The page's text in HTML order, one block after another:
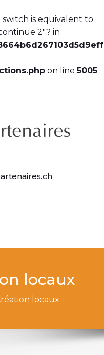
is equivalent to
2"? in
on line5005
locaux
locaux